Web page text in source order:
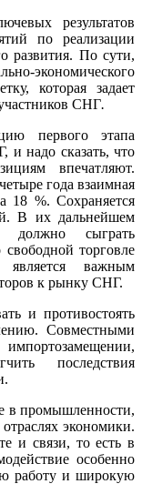
результатов
по реализации
развития. По сути,
экономического
которая задает
СНГ.
первого этапа
и надо сказать, что
впечатляют.
года взаимная
18 %. Сохраняется
В их дальнейшем
должно сыграть
торговле
важным
к рынку СНГ.
и противостоять
Совместными
последствия
в промышленности,
экономики.
и связи, то есть в
особенно
работу и широкую